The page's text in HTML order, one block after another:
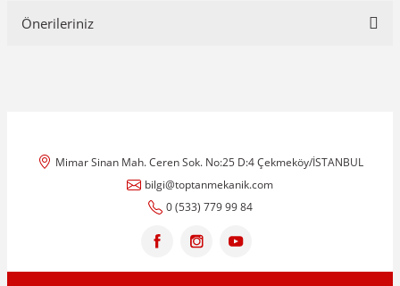
Önerileriniz
Ürün resmi kalitesiz, bozuk veya görüntülenemiyor.
Ürün açıklamasında eksik bilgiler bulunuyor.
Ürün bilgilerinde hatalar bulunuyor.
Ürün fiyatı diğer sitelerden daha pahalı.
Mimar Sinan Mah. Ceren Sok. No:25 D:4 Çekmeköy/İSTANBUL
bilgi@toptanmekanik.com
0 (533) 779 99 84